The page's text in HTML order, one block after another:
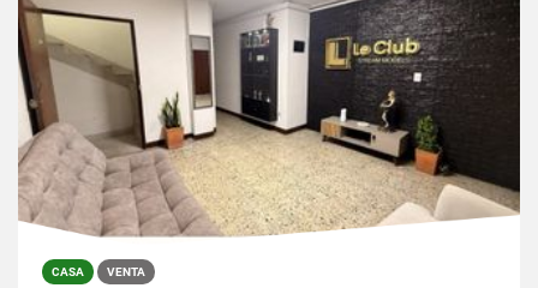
CASA VENTA